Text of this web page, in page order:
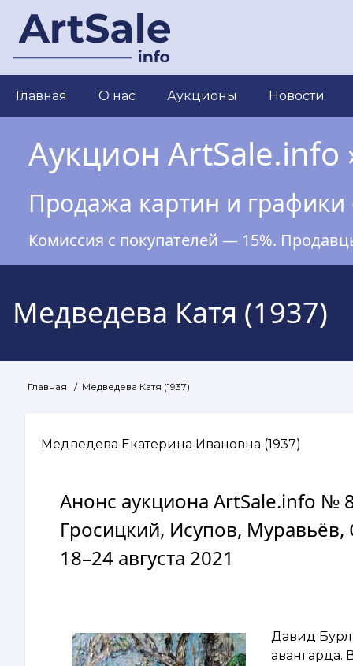
основному
Main
navigation
Главная О нас Аукционы Новости
Аукцион ArtSale.info
Продажа картин и
Комиссия с покупателей — 15%.
Медведева Катя (1937)
Строка
навигации
Главная Медведева Катя (1937)
Медведева Екатерина Ивановна (1937)
Анонс аукциона ArtSale.info №
Гросицкий, Исупов,
18–24 августа 2021
Давид
авангарда.